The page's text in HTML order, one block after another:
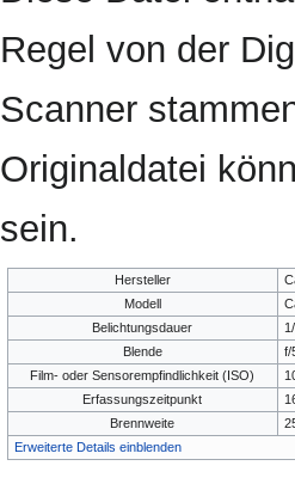
Regel von der
Scanner
Originaldatei
sein.
Hersteller
Modell
Belichtungsdauer
Blende
f/
Film- oder Sensorempfindlichkeit (ISO)
Erfassungszeitpunkt
Brennweite
Erweiterte Details einblenden